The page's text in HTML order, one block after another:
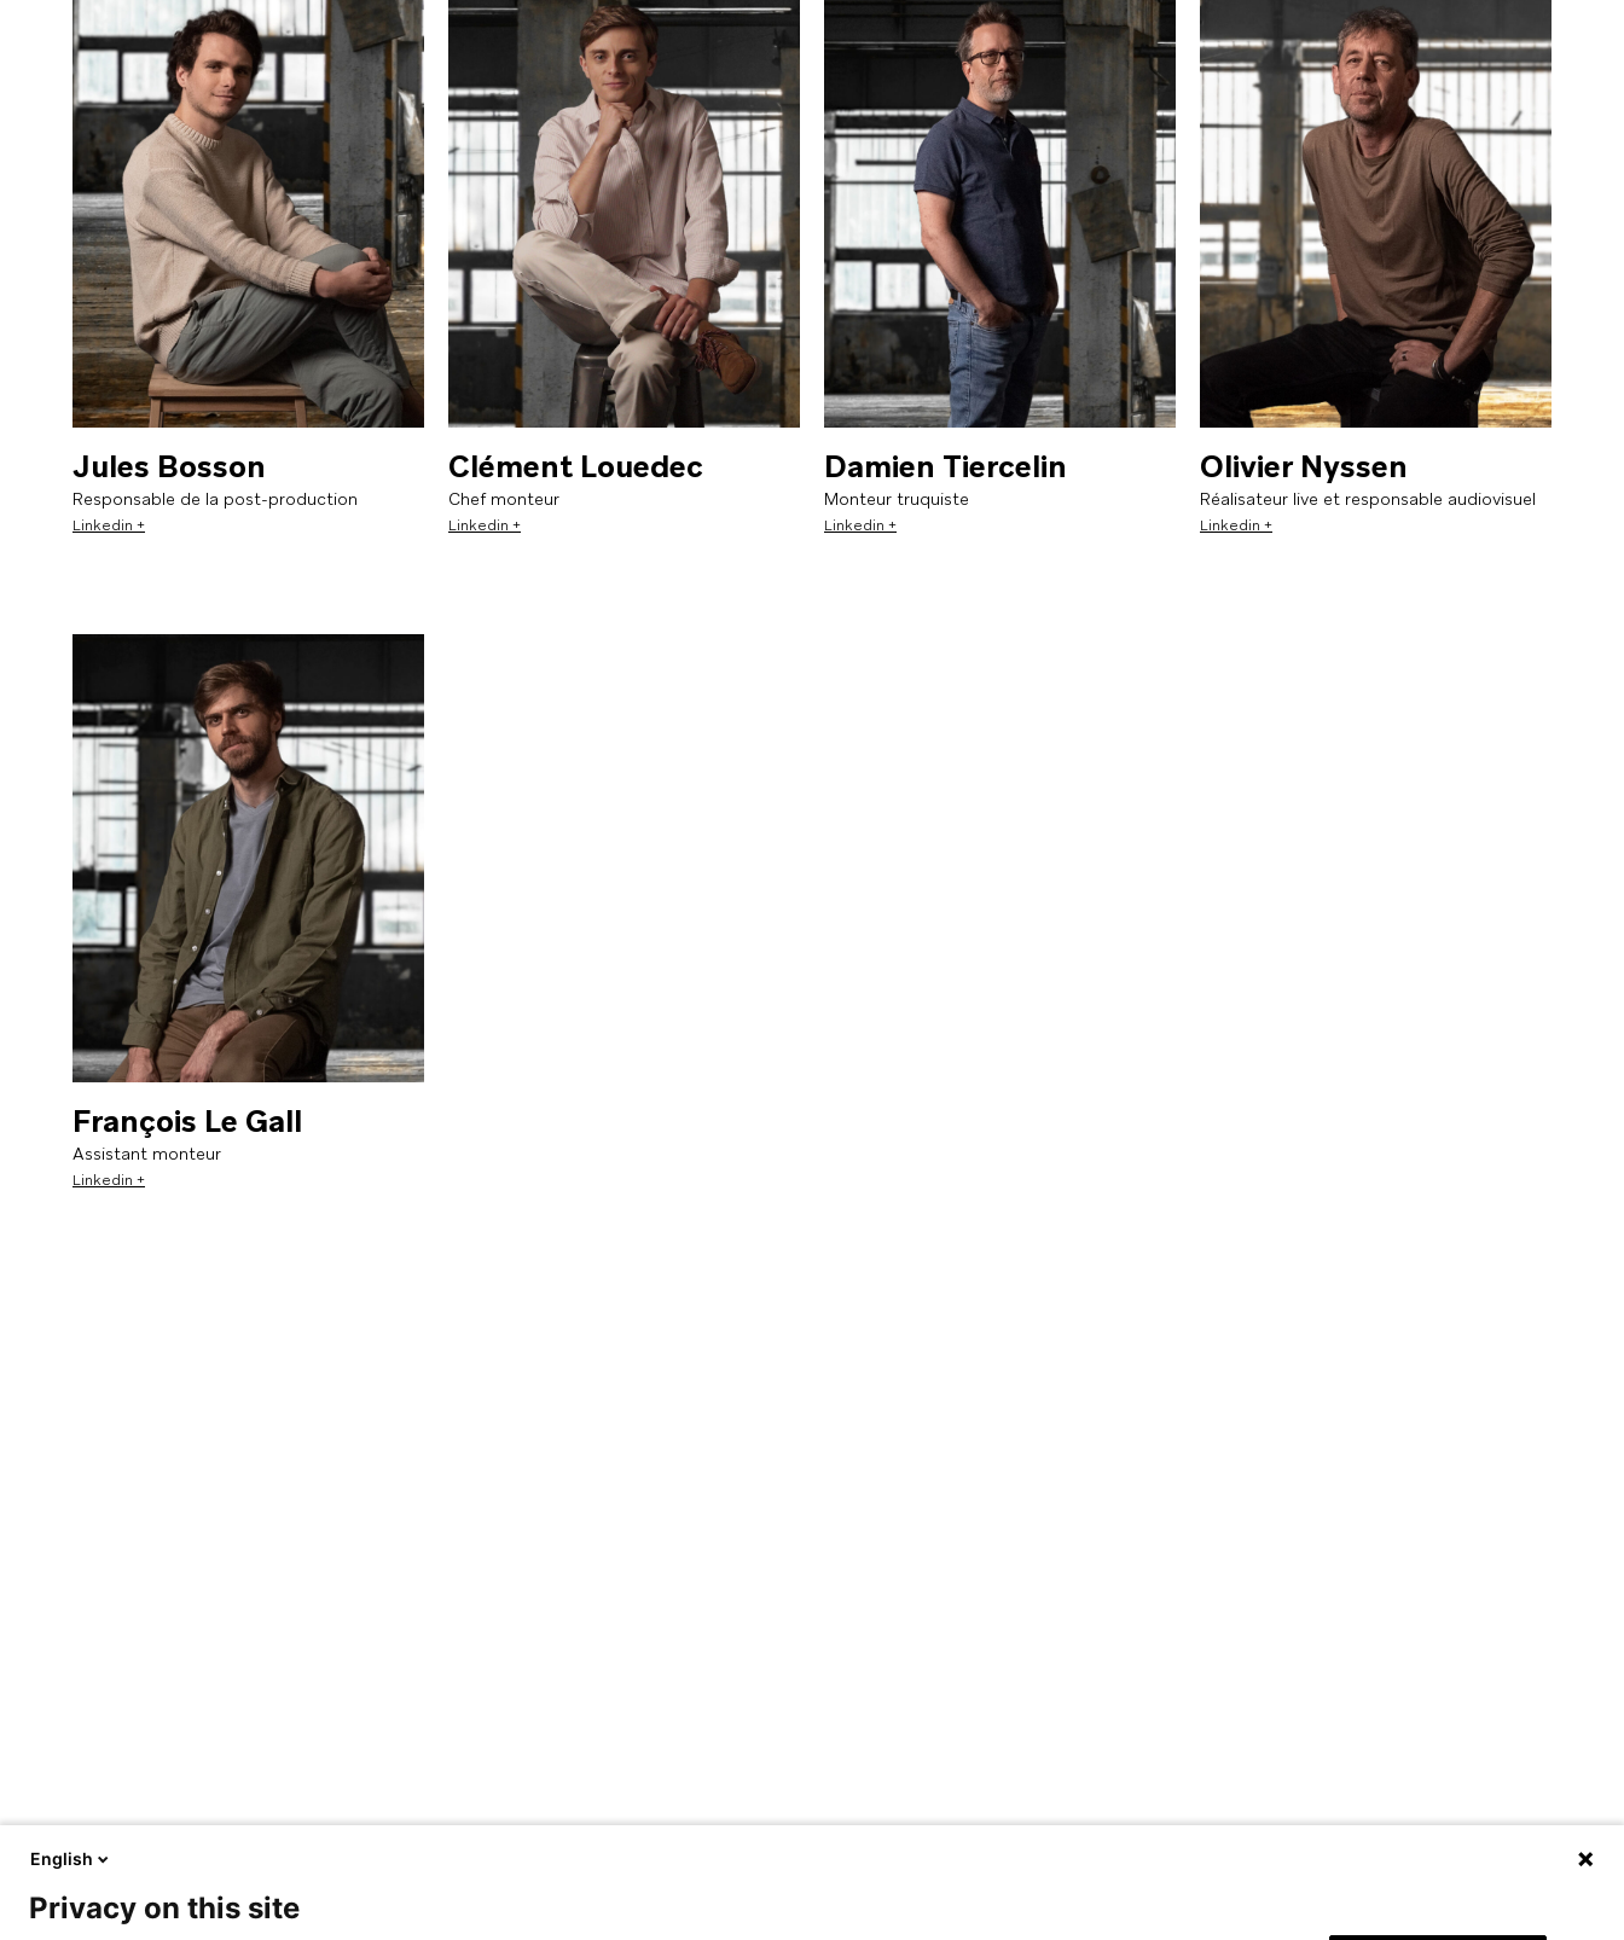
Jules Bosson
Responsable de la post-production
Linkedin +
Clément Louedec
Chef monteur
Linkedin +
Damien Tiercelin
Monteur truquiste
Linkedin +
Olivier Nyssen
Réalisateur live et responsable audiovisuel
Linkedin +
François Le Gall
Assistant monteur
Linkedin +
English
Privacy on this site